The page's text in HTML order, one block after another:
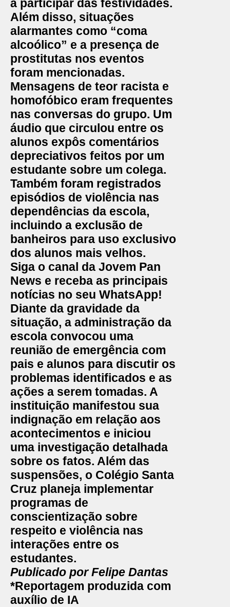
a participar das festividades.
Além disso, situações
alarmantes como “coma
alcoólico” e a presença de
prostitutas nos eventos
foram mencionadas.
Mensagens de teor racista e
homofóbico eram frequentes
nas conversas do grupo. Um
áudio que circulou entre os
alunos expôs comentários
depreciativos feitos por um
estudante sobre um colega.
Também foram registrados
episódios de violência nas
dependências da escola,
incluindo a exclusão de
banheiros para uso exclusivo
dos alunos mais velhos.
Siga o canal da Jovem Pan
News e receba as principais
notícias no seu WhatsApp!
Diante da gravidade da
situação, a administração da
escola convocou uma
reunião de emergência com
pais e alunos para discutir os
problemas identificados e as
ações a serem tomadas. A
instituição manifestou sua
indignação em relação aos
acontecimentos e iniciou
uma investigação detalhada
sobre os fatos. Além das
suspensões, o Colégio Santa
Cruz planeja implementar
programas de
conscientização sobre
respeito e violência nas
interações entre os
estudantes.
Publicado por Felipe Dantas
*Reportagem produzida com
auxílio de IA